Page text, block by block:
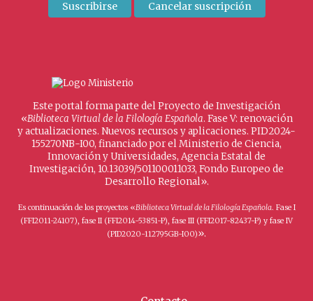
Este portal forma parte del Proyecto de Investigación
«Biblioteca Virtual de la Filología Española. Fase V: renovación
y actualizaciones. Nuevos recursos y aplicaciones. PID2024-
155270NB-I00, financiado por el Ministerio de Ciencia,
Innovación y Universidades, Agencia Estatal de
Investigación, 10.13039/501100011033, Fondo Europeo de
Desarrollo Regional».
Es continuación de los proyectos «Biblioteca Virtual de la Filología Española. Fase I
(FFI2011-24107), fase II (FFI2014-53851-P), fase III (FFI2017-82437-P) y fase IV
(PID2020-112795GB-I00)».